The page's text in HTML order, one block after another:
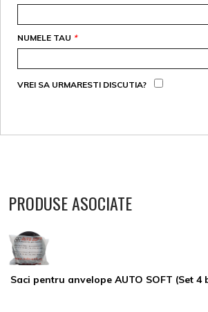
*
NUMELE TAU
VREI SA URMARESTI DISCUTIA?
PRODUSE ASOCIATE
Saci pentru anvelope AUTO SOFT (Set 4